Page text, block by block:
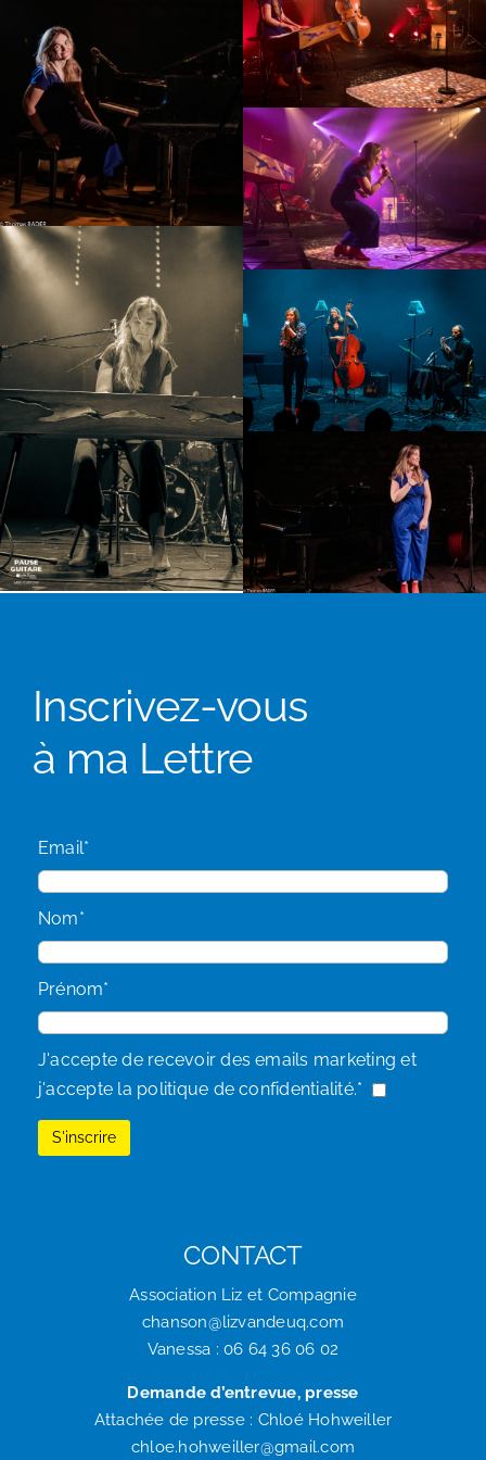
Inscrivez-vous
à ma Lettre
Email*
Nom*
Prénom*
J'accepte de recevoir des emails marketing et
j'accepte la politique de confidentialité.*
CONTACT
Association Liz et Compagnie
chanson@lizvandeuq.com
Vanessa : 06 64 36 06 02
Demande d’entrevue, presse
Attachée de presse : Chloé Hohweiller
chloe.hohweiller@gmail.com